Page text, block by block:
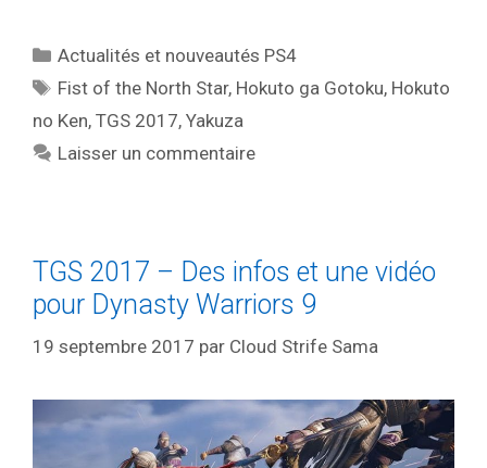
Catégories
Actualités et nouveautés PS4
Étiquettes
Fist of the North Star, Hokuto ga Gotoku, Hokuto
no Ken, TGS 2017, Yakuza
Laisser un commentaire
TGS 2017 – Des infos et une vidéo
pour Dynasty Warriors 9
19 septembre 2017 par Cloud Strife Sama